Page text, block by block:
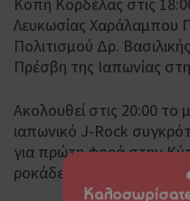
Λευκωσίας Χαράλαμπου
Πολιτισμού Δρ.
Πρέσβη της Ιαπωνίας
Ακολουθεί στις 20:00
ιαπωνικό J-Rock
για πρώτη φορά στην
ροκάδες Fuse.